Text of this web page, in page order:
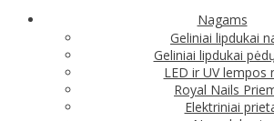
Nagams
Geliniai lipdukai
Geliniai lipdukai
LED ir UV lempos
Royal Nails
Elektriniai